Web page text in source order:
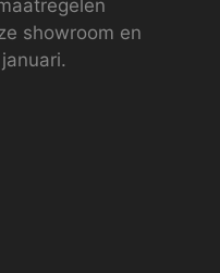
showroom en